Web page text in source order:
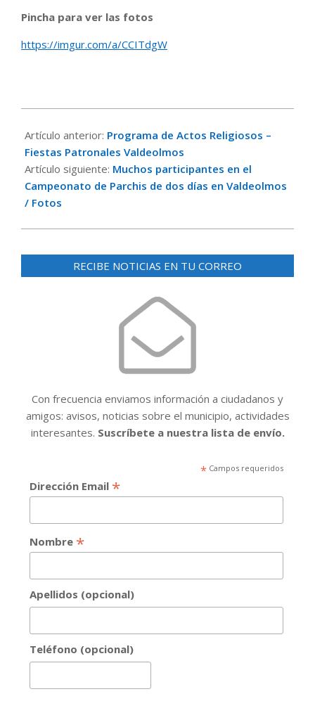
Pincha para ver las fotos
https://imgur.com/a/CCITdgW
08-
08
Artículo anterior: Programa de Actos Religiosos –
Fiestas Patronales Valdeolmos
Artículo siguiente: Muchos participantes en el
Campeonato de Parchis de dos días en Valdeolmos
/ Fotos
RECIBE NOTICIAS EN TU CORREO
Con frecuencia enviamos información a ciudadanos y
amigos: avisos, noticias sobre el municipio, actividades
interesantes. Suscríbete a nuestra lista de envío.
*Campos requeridos
Dirección Email *
Nombre *
Apellidos (opcional)
Teléfono (opcional)